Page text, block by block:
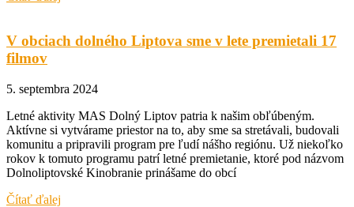
V obciach dolného Liptova sme v lete premietali 17
filmov
5. septembra 2024
Letné aktivity MAS Dolný Liptov patria k našim obľúbeným.
Aktívne si vytvárame priestor na to, aby sme sa stretávali, budovali
komunitu a pripravili program pre ľudí nášho regiónu. Už niekoľko
rokov k tomuto programu patrí letné premietanie, ktoré pod názvom
Dolnoliptovské Kinobranie prinášame do obcí
Čítať ďalej